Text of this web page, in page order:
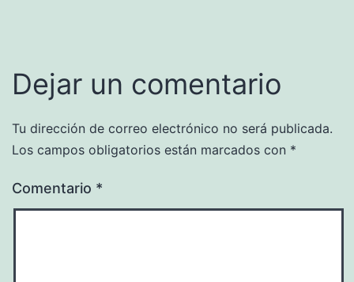
Dejar un comentario
Tu dirección de correo electrónico no será publicada.
Los campos obligatorios están marcados con *
Comentario *